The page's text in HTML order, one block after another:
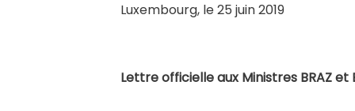
Luxembourg, le 25 juin 2019
Lettre officielle aux Ministres BRAZ et